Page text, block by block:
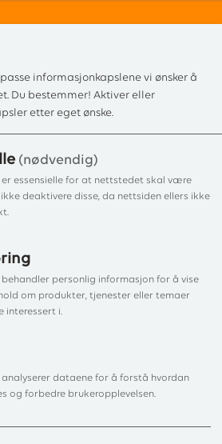
ved/ UTEPEIS JØTUL TERRAZZA
TERRAZZA
utepeis
informasjonkapslene vi ønsker å
Du bestemmer! Aktiver eller
etter eget ønske.
(nødvendig)
er essensielle for at nettstedet skal være
deaktivere disse, da nettsiden ellers ikke
behandler personlig informasjon for å vise
om produkter, tjenester eller temaer
interessert i.
analyserer dataene for å forstå hvordan
og forbedre brukeropplevelsen.